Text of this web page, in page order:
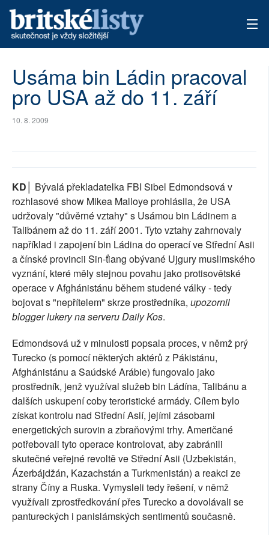
TÉMATA
Usáma bin Ládin pracoval
pro USA až do 11. září
10. 8. 2009
KD│
Bývalá překladatelka FBI Sibel Edmondsová v
rozhlasové show Mikea Malloye prohlásila, že USA
udržovaly "důvěrné vztahy" s Usámou bin Ládinem a
Talibánem až do 11. září 2001. Tyto vztahy zahrnovaly
například i zapojení bin Ládina do operací ve Střední Asii
a čínské provincii Sin-ťiang obývané Ujgury muslimského
vyznání, které měly stejnou povahu jako protisovětské
operace v Afghánistánu během studené války - tedy
bojovat s "nepřítelem" skrze prostředníka, upozornil
blogger lukery na serveru Daily Kos.
Edmondsová už v minulosti popsala proces, v němž prý
Turecko (s pomocí některých aktérů z Pákistánu,
Afghánistánu a Saúdské Arábie) fungovalo jako
prostředník, jenž využíval služeb bin Ládína, Talibánu a
dalších uskupení coby teroristické armády. Cílem bylo
získat kontrolu nad Střední Asií, jejími zásobami
energetických surovin a zbraňovými trhy. Američané
potřebovali tyto operace kontrolovat, aby zabránili
skutečné veřejné revoltě ve Střední Asii (Uzbekistán,
Ázerbájdžán, Kazachstán a Turkmenistán) a reakci ze
strany Číny a Ruska. Vymysleli tedy řešení, v němž
využívali zprostředkování přes Turecko a dovolávali se
pantureckých i panislámských sentimentů současně.